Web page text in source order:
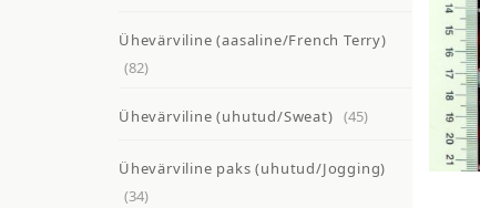
Ühevärviline (aasaline/French Terry)
(82)
Ühevärviline (uhutud/Sweat) (45)
Ühevärviline paks (uhutud/Jogging)
(34)